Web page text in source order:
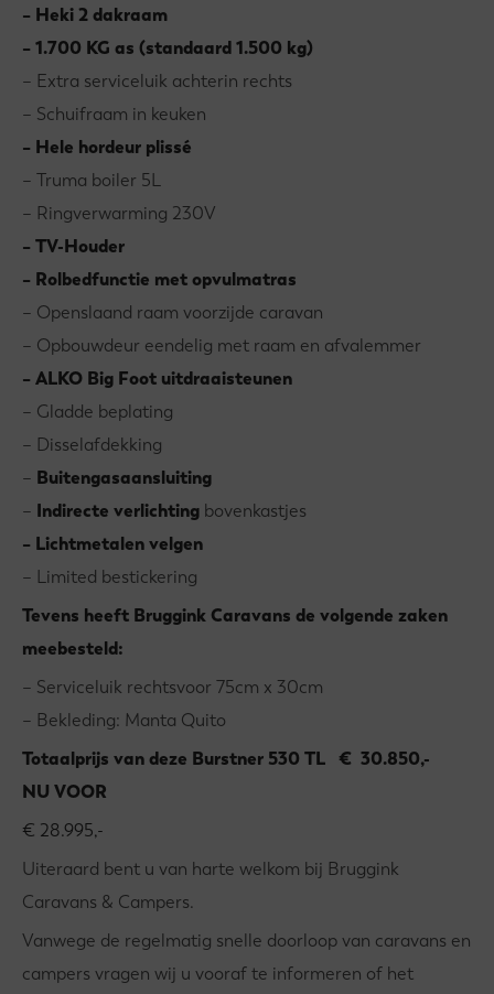
– Heki 2 dakraam
– 1.700 KG as (standaard 1.500 kg)
– Extra serviceluik achterin rechts
– Schuifraam in keuken
– Hele hordeur plissé
– Truma boiler 5L
– Ringverwarming 230V
– TV-Houder
– Rolbedfunctie met opvulmatras
– Openslaand raam voorzijde caravan
– Opbouwdeur eendelig met raam en afvalemmer
– ALKO Big Foot uitdraaisteunen
– Gladde beplating
– Disselafdekking
– Buitengasaansluiting
– Indirecte verlichting bovenkastjes
– Lichtmetalen velgen
– Limited bestickering
Tevens heeft Bruggink Caravans de volgende zaken
meebesteld:
– Serviceluik rechtsvoor 75cm x 30cm
– Bekleding: Manta Quito
Totaalprijs van deze Burstner 530 TL € 30.850,-
NU VOOR
€ 28.995,-
Uiteraard bent u van harte welkom bij Bruggink
Caravans & Campers.
Vanwege de regelmatig snelle doorloop van caravans en
campers vragen wij u vooraf te informeren of het